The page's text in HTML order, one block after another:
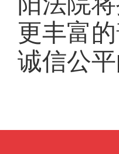
更丰富
诚信公